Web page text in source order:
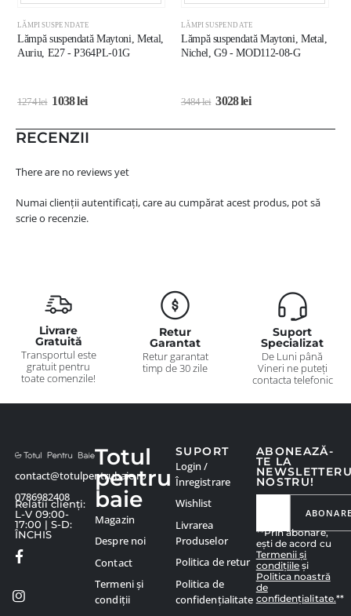
LĂMPI SUSPENDATE
Lămpă suspendată Maytoni, Metal,
Auriu, E27 - P364PL-01G
1274lei 1038lei
LĂMPI SUSPENDATE
Lămpă suspendată Maytoni, Metal,
Nichel, G9 - MOD112-08-G
3484lei 3028lei
RECENZII
There are no reviews yet
Numai clienții autentificați, care au cumpărat acest produs, pot să
scrie o recenzie.
Livrare
Gratuită
Transportul este
gratuit pentru
toate comenzile!
Retur
Garantat
Retur garantat
timp de 30 zile
Suport
Specializat
De Luni până
Vineri ne puteți
contacta telefonic
contact@totulpentrubaie.ro
0786982408
Relatii clienți:
L-V 09:00-
17:00 | S-D:
ÎNCHIS
ABONEAZĂ-
TE LA
NOSTRU!
**Prin abonare,
ești de acord cu
Termenii și
condițiile și
Politica noastră
de
confidențialitate.**
Totul
pentru
baie
Magazin
Despre noi
Contact
Termeni și
condiții
SUPORT
Login /
Înregistrare
Wishlist
Livrarea
Produselor
Politica de retur
Politica de
confidențialitate